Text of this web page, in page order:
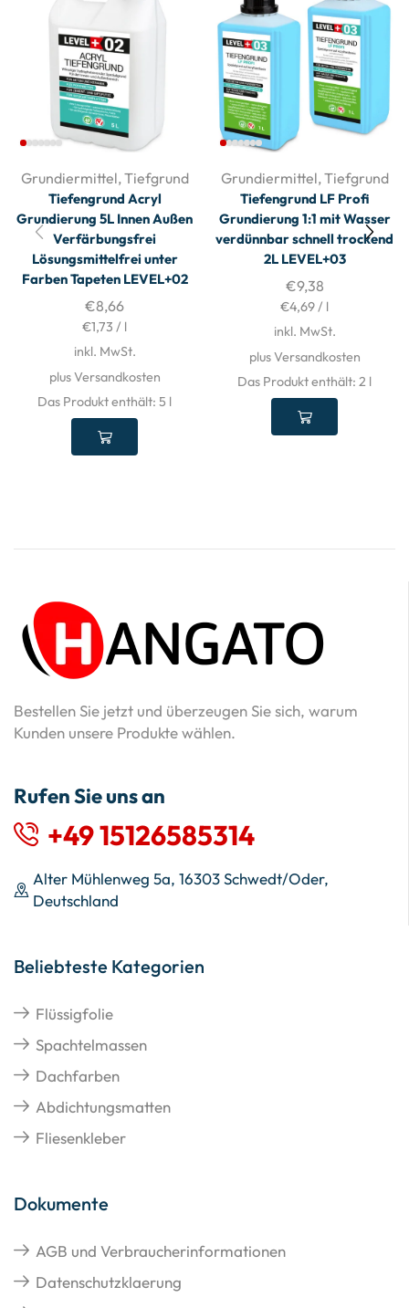
Grundiermittel, Tiefgrund
Tiefengrund Acryl
Grundierung 5L Innen Außen
Verfärbungsfrei
Lösungsmittelfrei unter
Farben Tapeten LEVEL+02
€8,66
€1,73 / l
inkl. MwSt.
plus Versandkosten
Das Produkt enthält: 5 l
Grundiermittel, Tiefgrund
Tiefengrund LF Profi
Grundierung 1:1 mit Wasser
verdünnbar schnell trockend
2L LEVEL+03
€9,38
€4,69 / l
inkl. MwSt.
plus Versandkosten
Das Produkt enthält: 2 l
Bestellen Sie jetzt und überzeugen Sie sich, warum
Kunden unsere Produkte wählen.
Rufen Sie uns an
+49 15126585314
Alter Mühlenweg 5a, 16303 Schwedt/Oder,
Deutschland
Beliebteste Kategorien
Flüssigfolie
Spachtelmassen
Dachfarben
Abdichtungsmatten
Fliesenkleber
Dokumente
AGB und Verbraucherinformationen
Datenschutzklaerung